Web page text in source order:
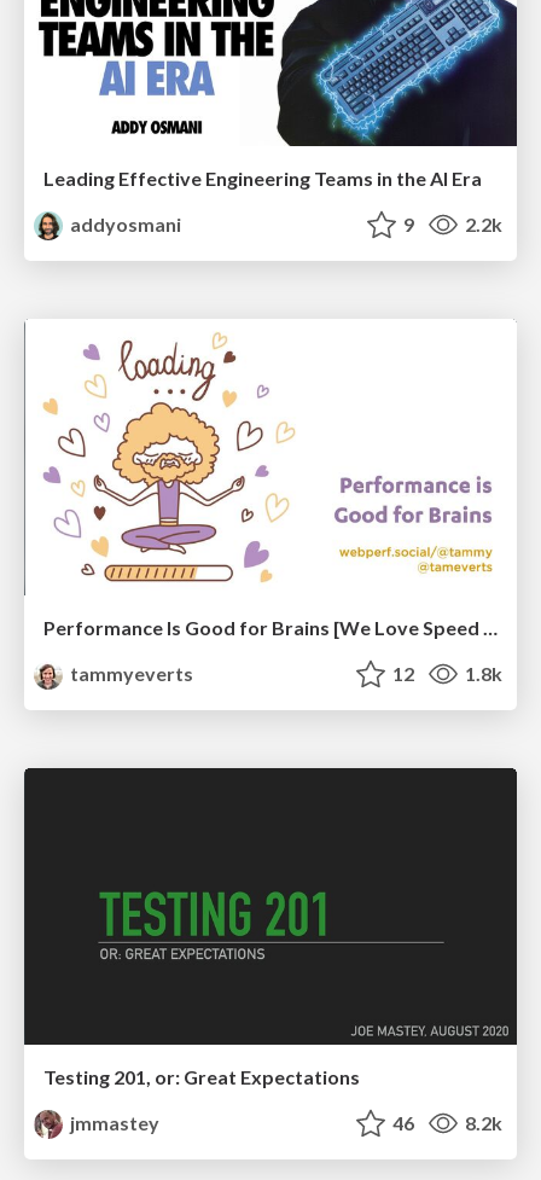
Leading Effective Engineering Teams in the AI Era
addyosmani
9 2.2k
Performance Is Good for Brains [We Love Speed 2024]
tammyeverts
12 1.8k
Testing 201, or: Great Expectations
jmmastey
46 8.2k